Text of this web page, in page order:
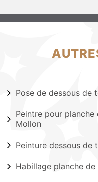
Pose de dessous de
Peintre pour
Mollon
Peinture dessous de
Habillage planche